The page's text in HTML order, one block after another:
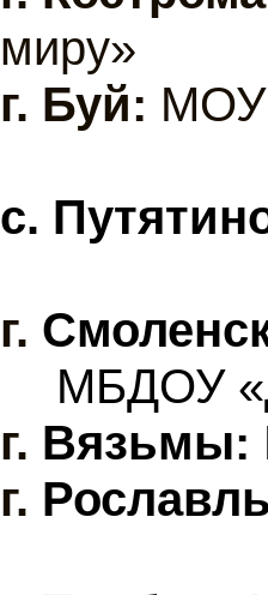
миру»
г. Буй:
с.
г.
МБДОУ
г. Вязьмы:
г.